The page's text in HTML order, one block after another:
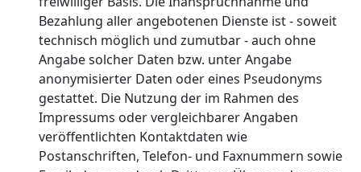
Bezahlung aller angebotenen Dienste ist - soweit
technisch möglich und zumutbar - auch ohne
Angabe solcher Daten bzw. unter Angabe
anonymisierter Daten oder eines Pseudonyms
gestattet. Die Nutzung der im Rahmen des
Impressums oder vergleichbarer Angaben
veröffentlichten Kontaktdaten wie
Postanschriften, Telefon- und Faxnummern sowie